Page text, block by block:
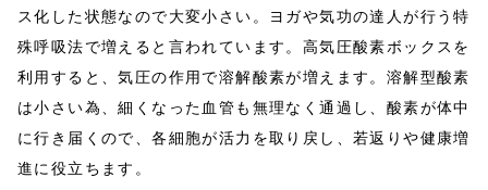
ス化した状態なので大変小さい。ヨガや気功の達人が行う特
殊呼吸法で増えると言われています。高気圧酸素ボックスを
利用すると、気圧の作用で溶解酸素が増えます。溶解型酸素
は小さい為、細くなった血管も無理なく通過し、酸素が体中
に行き届くので、各細胞が活力を取り戻し、若返りや健康増
進に役立ちます。